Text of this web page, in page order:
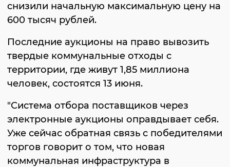
снизили начальную максимальную цену на
600 тысяч рублей.
Последние аукционы на право вывозить
твердые коммунальные отходы с
территории, где живут 1,85 миллиона
человек, состоятся 13 июня.
"Система отбора поставщиков через
электронные аукционы оправдывает себя.
Уже сейчас обратная связь с победителями
торгов говорит о том, что новая
коммунальная инфраструктура в